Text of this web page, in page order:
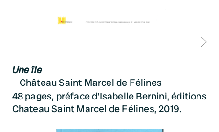
Une île
Château Saint Marcel de Félines
48 pages, préface d'Isabelle Bernini, éditions
Chateau Saint Marcel de Félines, 2019.